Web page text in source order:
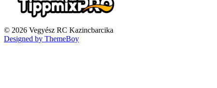
© 2026 Vegyész RC Kazincbarcika
Designed by ThemeBoy